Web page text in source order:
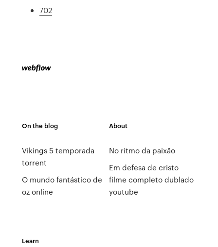
702
On the blog
Vikings 5 temporada
torrent
O mundo fantástico de
oz online
About
No ritmo da paixão
Em defesa de cristo
filme completo dublado
youtube
Learn